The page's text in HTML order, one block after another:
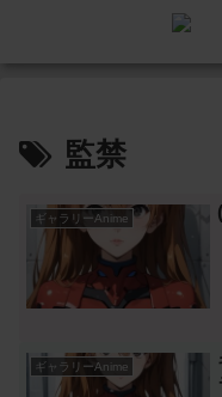
監禁
ギャラリーAnime
ギャラリーAnime